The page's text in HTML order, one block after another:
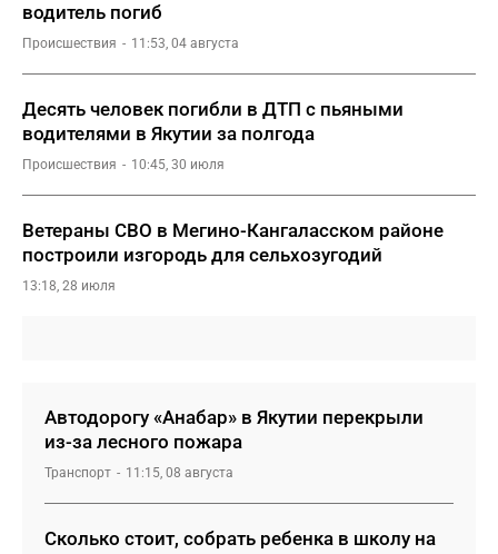
водитель погиб
Происшествия 11:53, 04 августа
Десять человек погибли в ДТП с пьяными
водителями в Якутии за полгода
Происшествия 10:45, 30 июля
Ветераны СВО в Мегино-Кангаласском районе
построили изгородь для сельхозугодий
13:18, 28 июля
Автодорогу «Анабар» в Якутии перекрыли
из-за лесного пожара
Транспорт 11:15, 08 августа
Сколько стоит, собрать ребенка в школу на